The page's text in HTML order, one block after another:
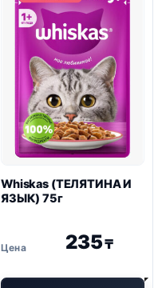
Whiskas (ТЕЛЯТИНА И
ЯЗЫК) 75г
235₸